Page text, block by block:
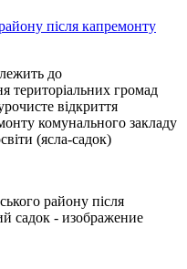
до
територіальних громад
відкриття
комунального закладу
(ясла-садок)